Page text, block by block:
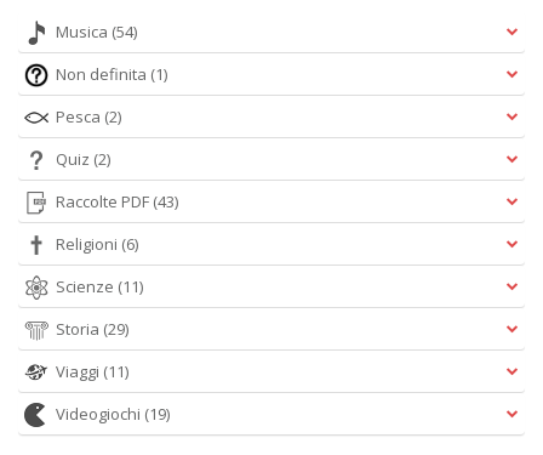
Musica (54)
Non definita (1)
Pesca (2)
Quiz (2)
Raccolte PDF (43)
Religioni (6)
Scienze (11)
Storia (29)
Viaggi (11)
Videogiochi (19)